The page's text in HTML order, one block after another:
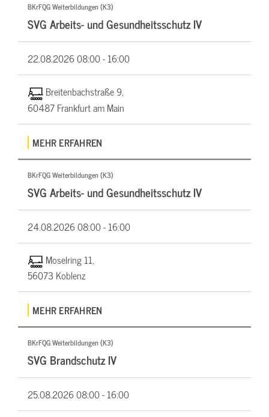
BKrFQG Weiterbildungen (K3)
SVG Arbeits- und Gesundheitsschutz IV
22.08.202608:00 - 16:00
Breitenbachstraße 9,
60487 Frankfurt am Main
MEHR ERFAHREN
BKrFQG Weiterbildungen (K3)
SVG Arbeits- und Gesundheitsschutz IV
24.08.202608:00 - 16:00
Moselring 11,
56073 Koblenz
MEHR ERFAHREN
BKrFQG Weiterbildungen (K3)
SVG Brandschutz IV
25.08.202608:00 - 16:00